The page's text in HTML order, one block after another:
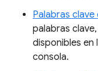
Palabras clave
palabras
disponibles en
consola.